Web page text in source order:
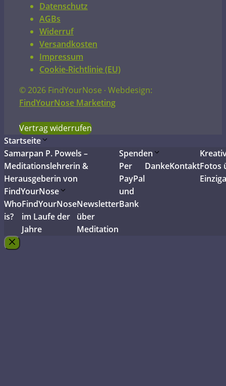
Datenschutz
AGBs
Widerruf
Versandkosten
Impressum
Cookie-Richtlinie (EU)
© 2026 FindYourNose ∙ Webdesign:
FindYourNose Marketing
Vertrag widerrufen
Startseite
Samarpan P. Powels –
Meditationslehrerin &
Herausgeberin von
FindYourNose
Who
is?
FindYourNose
im Laufe der
Jahre
Newsletter
über
Meditation
Spenden
Per
PayPal
und
Bank
DankeKontaktFotos
Schließen